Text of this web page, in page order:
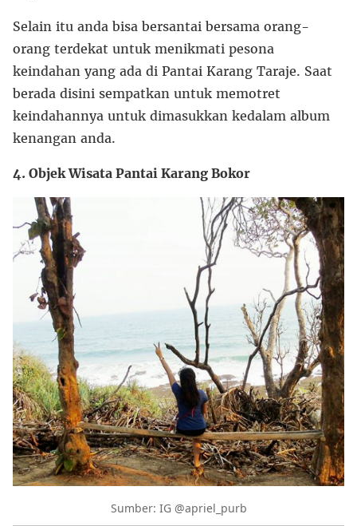
Selain itu anda bisa bersantai bersama orang-
orang terdekat untuk menikmati pesona
keindahan yang ada di Pantai Karang Taraje. Saat
berada disini sempatkan untuk memotret
keindahannya untuk dimasukkan kedalam album
kenangan anda.
4. Objek Wisata Pantai Karang Bokor
Sumber: IG @apriel_purb